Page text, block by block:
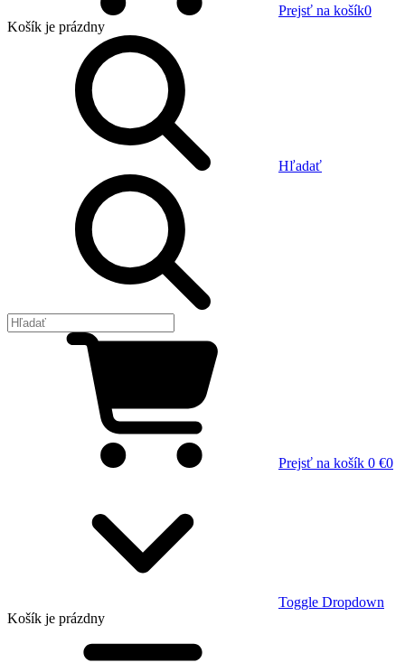
Prejsť na košík0
Košík je prázdny
Hľadať
Prejsť na košík 0 €0
Toggle Dropdown
Košík je prázdny